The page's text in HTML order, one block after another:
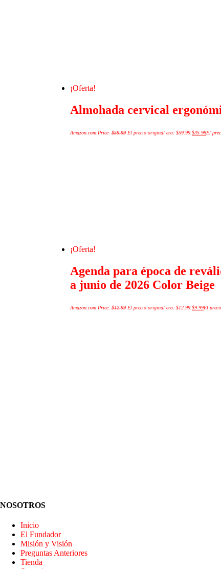
¡Oferta!
Almohada cervical
Amazon.com Price: $59.99 El precio original era: $59.99. $35.98El
¡Oferta!
Agenda para época de
a junio de 2026 Color Beige
Amazon.com Price: $12.99 El precio original era: $12.99. $9.99El
NOSOTROS
Inicio
El Fundador
Misión y Visión
Preguntas Anteriores
Tienda